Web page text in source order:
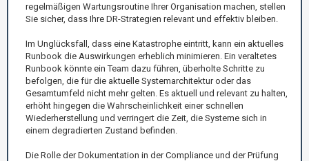
regelmäßigen Wartungsroutine Ihrer Organisation machen, stellen
Sie sicher, dass Ihre DR-Strategien relevant und effektiv bleiben.
Im Unglücksfall, dass eine Katastrophe eintritt, kann ein aktuelles
Runbook die Auswirkungen erheblich minimieren. Ein veraltetes
Runbook könnte ein Team dazu führen, überholte Schritte zu
befolgen, die für die aktuelle Systemarchitektur oder das
Gesamtumfeld nicht mehr gelten. Es aktuell und relevant zu halten,
erhöht hingegen die Wahrscheinlichkeit einer schnellen
Wiederherstellung und verringert die Zeit, die Systeme sich in
einem degradierten Zustand befinden.
Die Rolle der Dokumentation in der Compliance und der Prüfung